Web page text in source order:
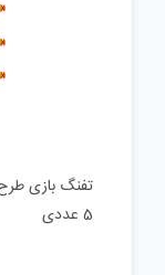
5 عددی